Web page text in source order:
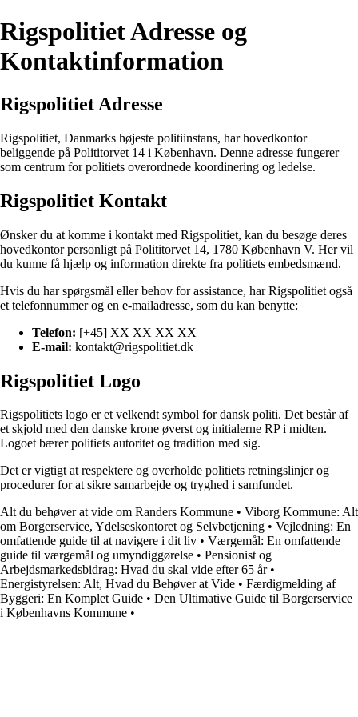
Rigspolitiet Adresse og
Kontaktinformation
Rigspolitiet Adresse
Rigspolitiet, Danmarks højeste politiinstans, har hovedkontor
beliggende på Polititorvet 14 i København. Denne adresse fungerer
som centrum for politiets overordnede koordinering og ledelse.
Rigspolitiet Kontakt
Ønsker du at komme i kontakt med Rigspolitiet, kan du besøge deres
hovedkontor personligt på Polititorvet 14, 1780 København V. Her vil
du kunne få hjælp og information direkte fra politiets embedsmænd.
Hvis du har spørgsmål eller behov for assistance, har Rigspolitiet også
et telefonnummer og en e-mailadresse, som du kan benytte:
Telefon: [+45] XX XX XX XX
E-mail: kontakt@rigspolitiet.dk
Rigspolitiet Logo
Rigspolitiets logo er et velkendt symbol for dansk politi. Det består af
et skjold med den danske krone øverst og initialerne RP i midten.
Logoet bærer politiets autoritet og tradition med sig.
Det er vigtigt at respektere og overholde politiets retningslinjer og
procedurer for at sikre samarbejde og tryghed i samfundet.
Alt du behøver at vide om Randers Kommune • Viborg Kommune: Alt
om Borgerservice, Ydelseskontoret og Selvbetjening • Vejledning: En
omfattende guide til at navigere i dit liv • Værgemål: En omfattende
guide til værgemål og umyndiggørelse • Pensionist og
Arbejdsmarkedsbidrag: Hvad du skal vide efter 65 år•
Energistyrelsen: Alt, Hvad du Behøver at Vide • Færdigmelding af
Byggeri: En Komplet Guide • Den Ultimative Guide til Borgerservice
i Københavns Kommune •